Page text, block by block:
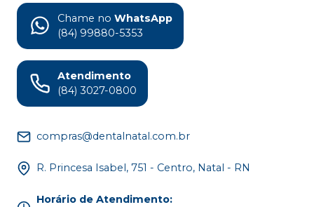
Chame no WhatsApp
(84) 99880-5353
Atendimento
(84) 3027-0800
compras@dentalnatal.com.br
R. Princesa Isabel, 751 - Centro, Natal - RN
Horário de Atendimento: